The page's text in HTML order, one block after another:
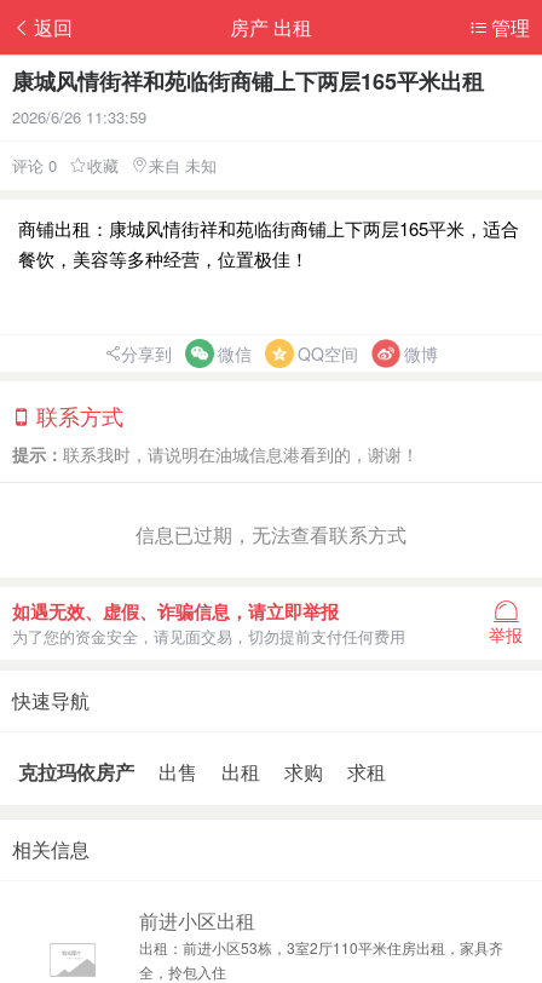
返回 管理
房产 出租
康城风情街祥和苑临街商铺上下两层165平米出租
2026/6/26 11:33:59
评论 0 收藏 来自 未知
商铺出租：康城风情街祥和苑临街商铺上下两层165平米，适合
餐饮，美容等多种经营，位置极佳！
分享到 微信 QQ空间 微博
联系方式
提示： 联系我时，请说明在油城信息港看到的，谢谢！
信息已过期，无法查看联系方式
如遇无效、虚假、诈骗信息，请立即举报
为了您的资金安全，请见面交易，切勿提前支付任何费用 举报
快速导航
克拉玛依房产 出售 出租 求购 求租
相关信息
前进小区出租
出租：前进小区53栋，3室2厅110平米住房出租，家具齐
全，拎包入住